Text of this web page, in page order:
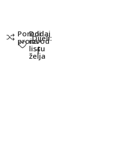
Poredi
proizvod
Dodaj
na
listu
želja
Dijeli: